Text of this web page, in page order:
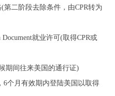
二阶段去除条件，由CPR转为
就业许可(取得CPR或
间往来美国的通行证)
月有效期内登陆美国以取得